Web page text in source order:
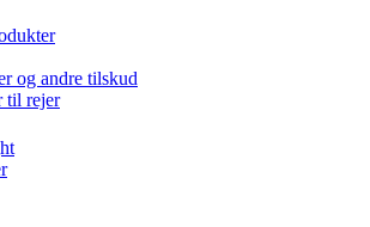
og andre tilskud
til rejer